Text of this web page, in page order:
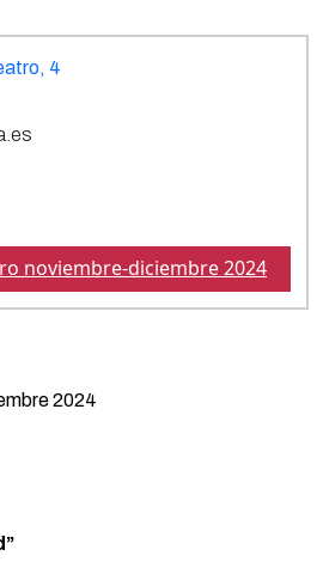
4
noviembre-diciembre 2024
2024